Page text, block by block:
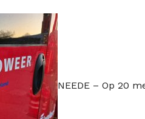
NEEDE – Op 20